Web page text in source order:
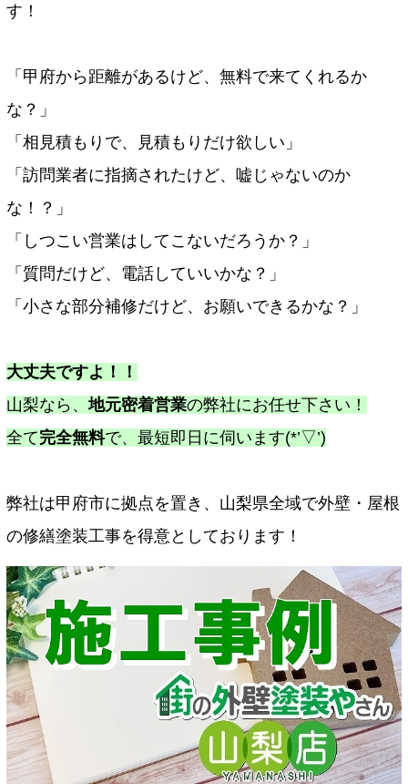
す！
「甲府から距離があるけど、無料で来てくれるか
な？」
「相見積もりで、見積もりだけ欲しい」
「訪問業者に指摘されたけど、嘘じゃないのか
な！？」
「しつこい営業はしてこないだろうか？」
「質問だけど、電話していいかな？」
「小さな部分補修だけど、お願いできるかな？」
大丈夫ですよ！！
山梨なら、地元密着営業の弊社にお任せ下さい！
全て完全無料で、最短即日に伺います(*’▽’)
弊社は甲府市に拠点を置き、山梨県全域で外壁・屋根
の修繕塗装工事を得意としております！